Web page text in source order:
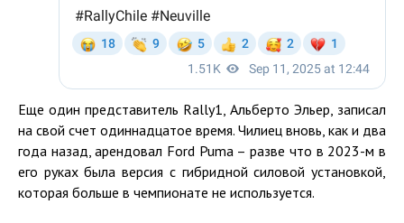
Еще один представитель Rally1, Альберто Эльер, записал
на свой счет одиннадцатое время. Чилиец вновь, как и два
года назад, арендовал Ford Puma – разве что в 2023-м в
его руках была версия с гибридной силовой установкой,
которая больше в чемпионате не используется.